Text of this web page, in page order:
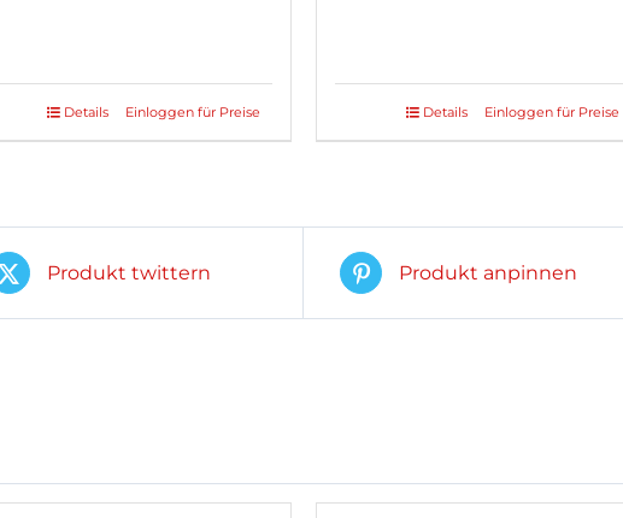
Einloggen für Preise
Details Einloggen für Preise
Details
Produkt twittern Produkt anpinnen